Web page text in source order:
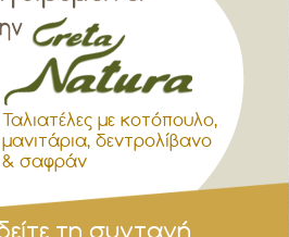
Ταλιατέλες με κοτόπουλο,
μανιτάρια, δεντρολίβανο
& σαφράν
τη συνταγή